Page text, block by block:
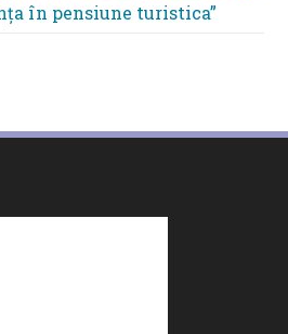
în pensiune turistica”